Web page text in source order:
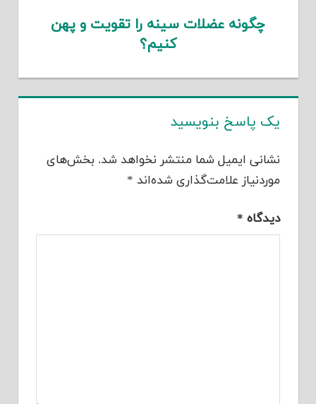
چگونه عضلات سینه را تقویت و پهن
کنیم؟
یک پاسخ بنویسید
نشانی ایمیل شما منتشر نخواهد شد. بخش‌های
موردنیاز علامت‌گذاری شده‌اند *
دیدگاه *